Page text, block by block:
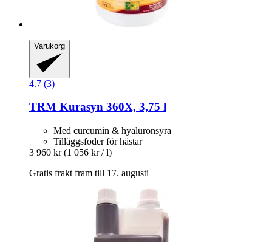
Varukorg
4.7 (3)
TRM Kurasyn 360X, 3,75 l
Med curcumin & hyaluronsyra
Tilläggsfoder för hästar
3 960 kr (1 056 kr / l)
Gratis frakt fram till 17. augusti